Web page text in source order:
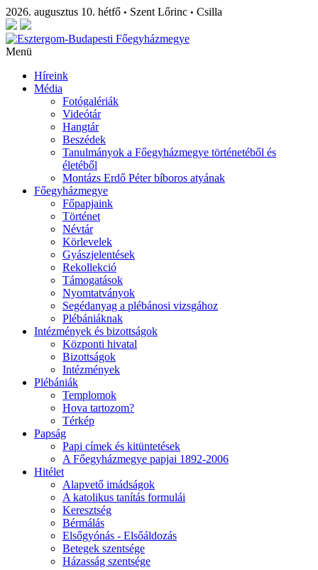
2026. augusztus 10. hétfő • Szent Lőrinc • Csilla
Menü
Híreink
Média
Fotógalériák
Videótár
Hangtár
Beszédek
Tanulmányok a Főegyházmegye történetéből és
életéből
Montázs Erdő Péter bíboros atyának
Főegyházmegye
Főpapjaink
Történet
Névtár
Körlevelek
Gyászjelentések
Rekollekció
Támogatások
Nyomtatványok
Segédanyag a plébánosi vizsgához
Plébániáknak
Intézmények és bizottságok
Központi hivatal
Bizottságok
Intézmények
Plébániák
Templomok
Hova tartozom?
Térkép
Papság
Papi címek és kitüntetések
A Főegyházmegye papjai 1892-2006
Hitélet
Alapvető imádságok
A katolikus tanítás formulái
Keresztség
Bérmálás
Elsőgyónás - Elsőáldozás
Betegek szentsége
Házasság szentsége